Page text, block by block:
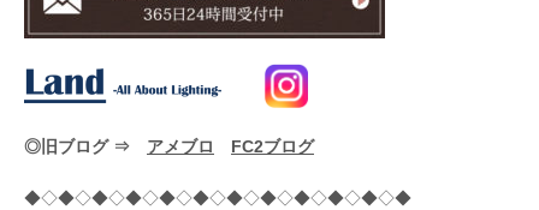
◎旧ブログ ⇒ アメブロ FC2ブログ
◆◇◆◇◆◇◆◇◆◇◆◇◆◇◆◇◆◇◆◇◆◇◆